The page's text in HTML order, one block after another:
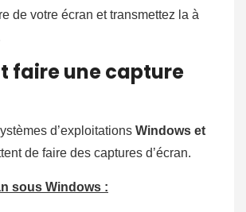
de votre écran et transmettez la à
faire une capture
d’exploitations Windows et
de faire des captures d’écran.
sous Windows :